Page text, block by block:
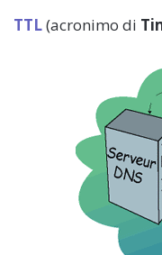
TTL(acronimo di